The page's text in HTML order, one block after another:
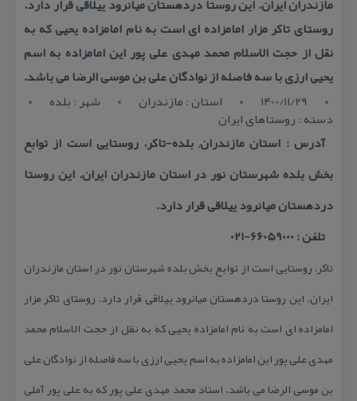
روستای تاكر مزار امامزاده ای است به نام امامزاده یحیی كه به
نقل از حجت الاسلام محمد مهدی علی پور این امامزاده به اسم
یحیی ارزی با سه فاصله از نوادگان علی بن موسی الرضا می باشد.
1400/11/29
استان : مازندران شهر : بلده
دسته : روستاهای ایران
آدرس : استان مازندران, بلده-تاكر، روستایی است از توابع
بخش بلده شهرستان نور در استان مازندران ایران. این روستا
دردهستان میانرود ییلاقی قرار دارد.
تلفن : 66059000-021
تاكر، روستایی است از توابع بخش بلده شهرستان نور در استان مازندران
ایران. این روستا دردهستان میانرود ییلاقی قرار دارد. روستای تاكر مزار
امامزاده ای است به نام امامزاده یحیی كه به نقل از حجت الاسلام محمد
مهدی علی پور این امامزاده به اسم یحیی ارزی با سه فاصله از نوادگان علی
بن موسی الرضا می باشد. استاد محمد مهدی علی پور كه به علی پور آملی